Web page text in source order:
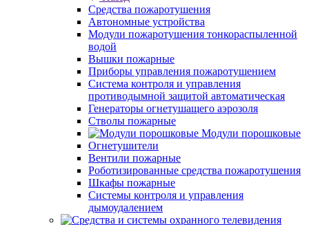
Средства пожаротушения
Автономные устройства
Модули пожаротушения тонкораспыленной
водой
Вышки пожарные
Приборы управления пожаротушением
Система контроля и управления
противодымной защитой автоматическая
Генераторы огнетушащего аэрозоля
Стволы пожарные
Модули порошковые
Огнетушители
Вентили пожарные
Роботизированные средства пожаротушения
Шкафы пожарные
Системы контроля и управления
дымоудалением